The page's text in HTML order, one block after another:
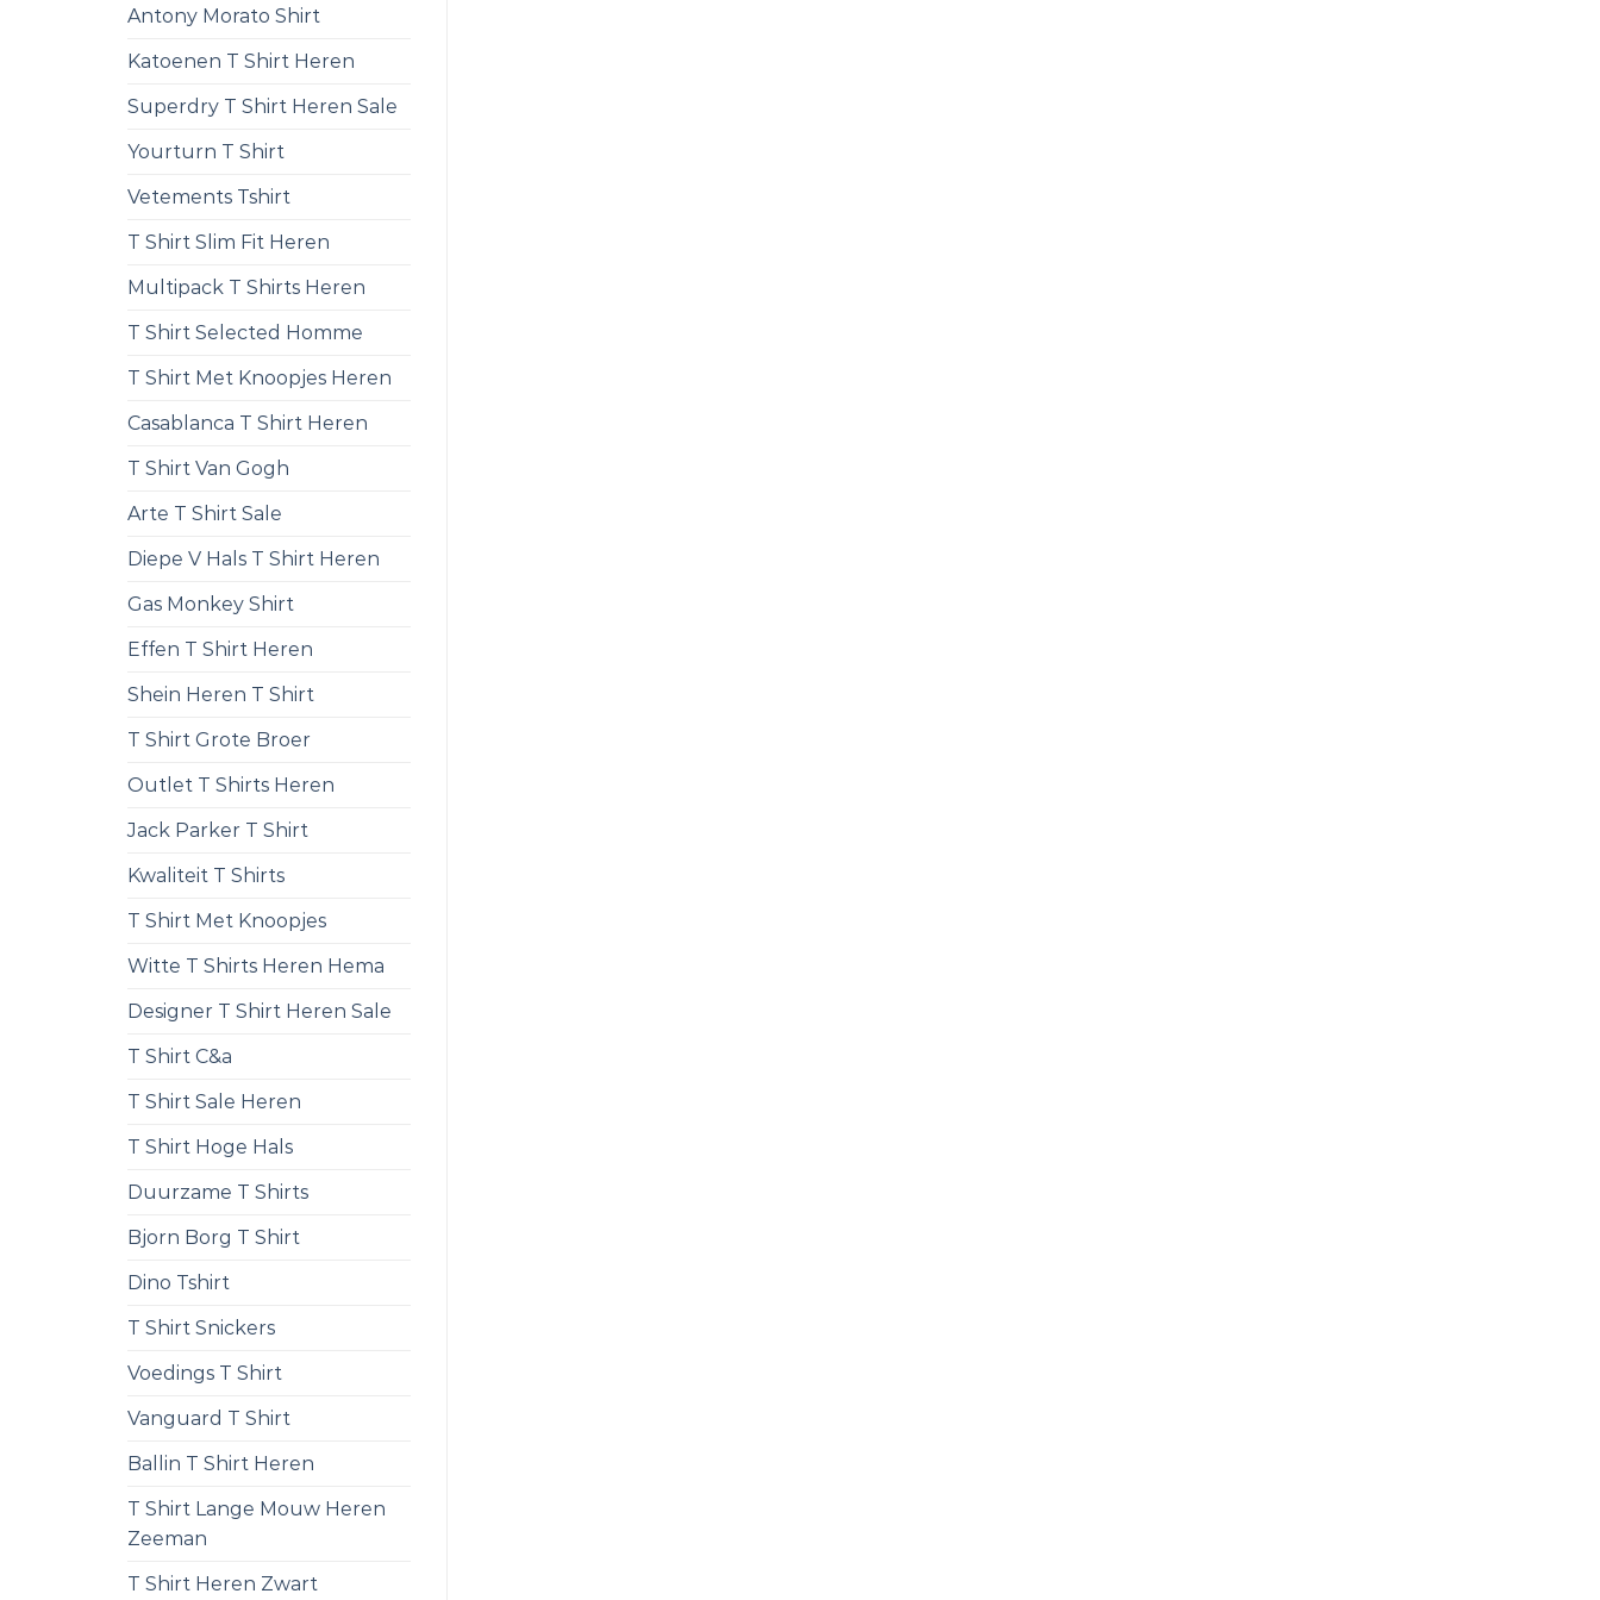
Antony Morato Shirt
Katoenen T Shirt Heren
Superdry T Shirt Heren Sale
Yourturn T Shirt
Vetements Tshirt
T Shirt Slim Fit Heren
Multipack T Shirts Heren
T Shirt Selected Homme
T Shirt Met Knoopjes Heren
Casablanca T Shirt Heren
T Shirt Van Gogh
Arte T Shirt Sale
Diepe V Hals T Shirt Heren
Gas Monkey Shirt
Effen T Shirt Heren
Shein Heren T Shirt
T Shirt Grote Broer
Outlet T Shirts Heren
Jack Parker T Shirt
Kwaliteit T Shirts
T Shirt Met Knoopjes
Witte T Shirts Heren Hema
Designer T Shirt Heren Sale
T Shirt C&a
T Shirt Sale Heren
T Shirt Hoge Hals
Duurzame T Shirts
Bjorn Borg T Shirt
Dino Tshirt
T Shirt Snickers
Voedings T Shirt
Vanguard T Shirt
Ballin T Shirt Heren
T Shirt Lange Mouw Heren
Zeeman
T Shirt Heren Zwart